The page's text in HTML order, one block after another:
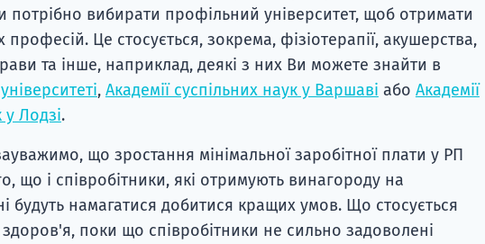
потрібно вибирати профільний університет, щоб отримати
Це стосується, зокрема, фізіотерапії, акушерства,
та інше, наприклад, деякі з них Ви можете знайти в
, Академії суспільних наук у Варшаві або Академії
у Лодзі.
що зростання мінімальної заробітної плати у РП
що і співробітники, які отримують винагороду на
будуть намагатися добитися кращих умов. Що стосується
поки що співробітники не сильно задоволені